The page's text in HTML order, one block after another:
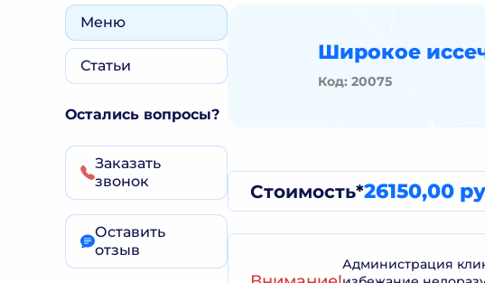
Меню
Статьи
Остались вопросы?
Заказать
звонок
Оставить
отзыв
Широкое
Код: 20075
Стоимость*26150,00
Администрация